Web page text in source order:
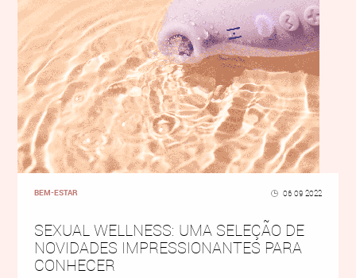
BEM-ESTAR 06 09 2022
SEXUAL WELLNESS: UMA SELEÇÃO DE
NOVIDADES IMPRESSIONANTES PARA
CONHECER